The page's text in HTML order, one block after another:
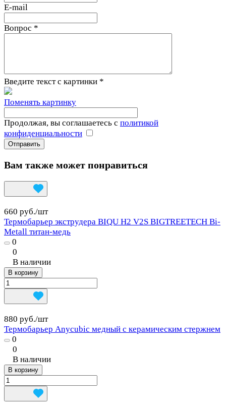
E-mail
Вопрос *
Введите текст с картинки *
Поменять картинку
Продолжая, вы соглашаетесь с политикой
конфиденциальности
Вам также может понравиться
660 руб./шт
Термобарьер экструдера BIQU H2 V2S BIGTREETECH Bi-
Metall титан-медь
0
0
В наличии
В корзину
880 руб./шт
Термобарьер Anycubic медный с керамическим стержнем
0
0
В наличии
В корзину